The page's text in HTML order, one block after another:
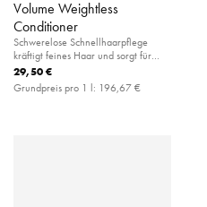
Volume Weightless
Conditioner
Schwerelose Schnellhaarpflege
kräftigt feines Haar und sorgt für
Volumen
29,50 €
Grundpreis pro 1 l: 196,67 €